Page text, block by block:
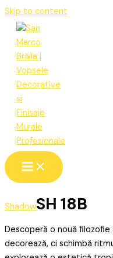
Skip to content
ShadowSH 18B
Descoperă o nouă filozofie
decorează, ci schimbă